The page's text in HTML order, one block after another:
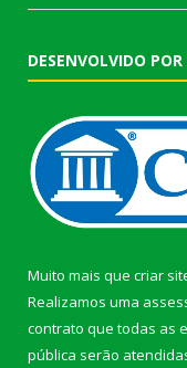
DESENVOLVIDO POR
Muito mais que criar
Realizamos uma
contrato que todas as
pública serão